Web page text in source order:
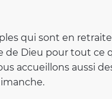
qui sont en
de Dieu pour tout ce
accueillons aussi